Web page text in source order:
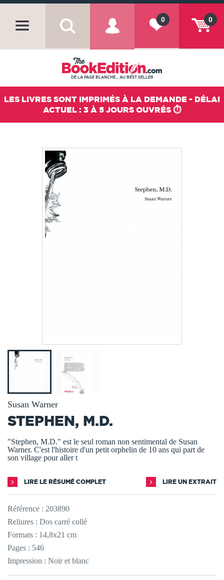
0
0
DE LA PAGE BLANCHE... AU BEST SELLER
LES LIVRES SONT IMPRIMÉS À LA DEMANDE - DÉLAI
ACTUEL : 3 À 5 JOURS OUVRÉS ⏱️
Susan Warner
STEPHEN, M.D.
"Stephen, M.D." est le seul roman non sentimental de Susan
Warner. C'est l'histoire d'un petit orphelin de 10 ans qui part de
son village pour aller t
LIRE LE RÉSUMÉ COMPLET LIRE UN EXTRAIT
Référence : 203890
Reliures : Dos carré collé
Formats : 14,8x21 cm
Pages : 546
Impression : Noir et blanc